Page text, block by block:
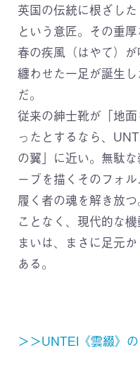
英国の伝統に根ざした
という意匠。その重
春の疾風（はやて）
纏わせた一足が誕生
だ。
従来の紳士靴が「地
ったとするなら、
の翼」に近い。無駄
ーブを描くそのフォル
履く者の魂を解き放
ことなく、現代的な
まいは、まさに足元
ある。
＞＞UNTEI《雲綴》